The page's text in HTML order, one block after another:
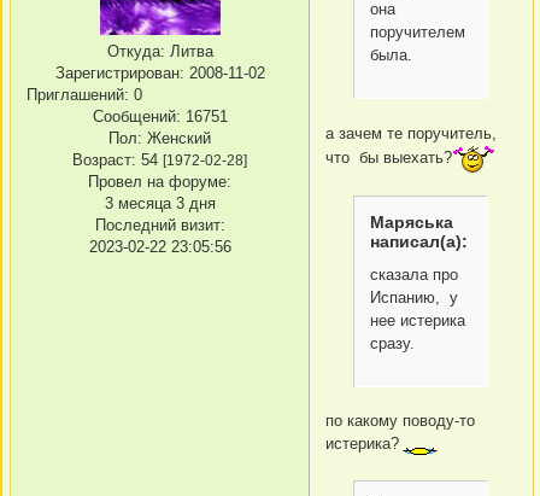
Откуда: Литва
Зарегистрирован: 2008-11-02
Приглашений: 0
Сообщений: 16751
Пол: Женский
Возраст: 54 [1972-02-28]
Провел на форуме:
3 месяца 3 дня
Последний визит:
2023-02-22 23:05:56
она
поручителем
была.
а зачем те поручитель,
что бы выехать?
Маряська
написал(а):
сказала про
Испанию, у
нее истерика
сразу.
по какому поводу-то
истерика?